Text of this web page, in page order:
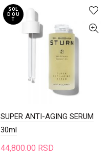
SOL
D OU
T
SUPER ANTI-AGING SERUM
30ml
44,800.00 RSD